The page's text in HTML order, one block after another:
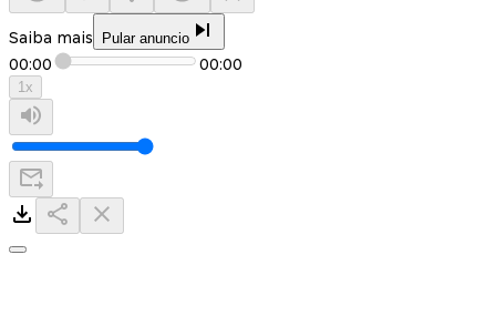
Saiba mais Pular anuncio
00:00 00:00
1x